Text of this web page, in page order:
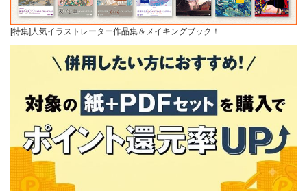
[特集]人気イラストレーター作品集＆メイキングブック！